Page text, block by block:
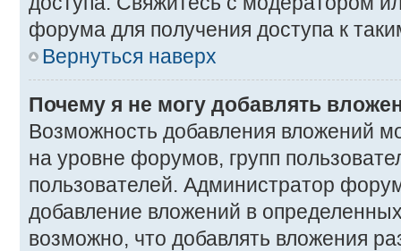
форума для получения доступа к
Вернуться наверх
Почему я не могу добавлять
Возможность добавления вложений
на уровне форумов, групп
пользователей. Администратор
добавление вложений в
возможно, что добавлять вложения